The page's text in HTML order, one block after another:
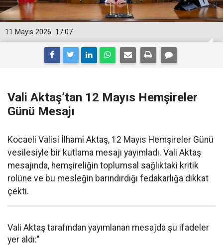
17:07
11 Mayıs 2026
Vali Aktaş’tan 12 Mayıs Hemşireler
Günü Mesajı
Kocaeli Valisi İlhami Aktaş, 12 Mayıs Hemşireler Günü
vesilesiyle bir kutlama mesajı yayımladı. Vali Aktaş
mesajında, hemşireliğin toplumsal sağlıktaki kritik
rolüne ve bu mesleğin barındırdığı fedakarlığa dikkat
çekti.
Vali Aktaş tarafından yayımlanan mesajda şu ifadeler
yer aldı:"